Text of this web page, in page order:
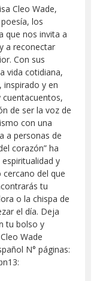
Cleo Wade,
los
que nos invita a
a reconectar
Con sus
vida cotidiana,
inspirado y en
de ser la voz de
con una
a personas de
corazón” ha
y
del que
tu
o la chispa de
el día. Deja
tu bolso y
Wade
N° páginas: